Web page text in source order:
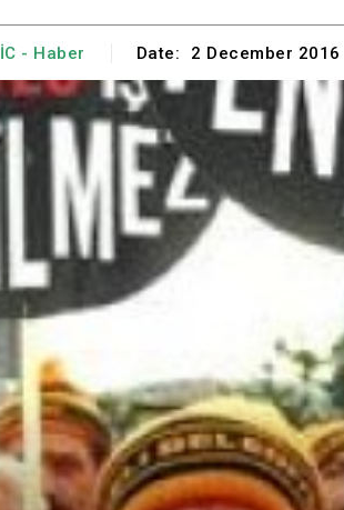
İC - Haber Date: 2 December 2016